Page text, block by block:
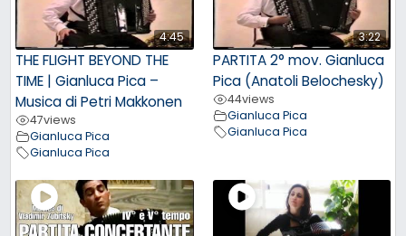
4:45
THE FLIGHT BEYOND THE
TIME | Gianluca Pica –
Musica di Petri Makkonen
47views
Gianluca Pica
Gianluca Pica
3:22
PARTITA 2° mov. Gianluca
Pica (Anatoli Belochesky)
44views
Gianluca Pica
Gianluca Pica